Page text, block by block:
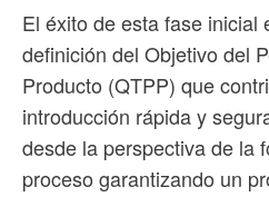
El éxito de esta fase inicial
definición del Objetivo del
Producto (QTPP) que
introducción rápida y
desde la perspectiva de la
proceso garantizando un